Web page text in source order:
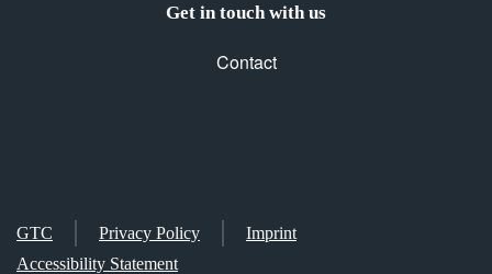
Get in touch with us
Contact
GTC Privacy Policy
Imprint
Accessibility Statement